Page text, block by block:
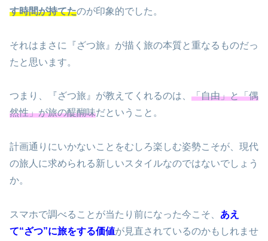
す時間が持てたのが印象的でした。
それはまさに『ざつ旅』が描く旅の本質と重なるものだっ
たと思います。
つまり、『ざつ旅』が教えてくれるのは、 「自由」と「偶
然性」が旅の醍醐味だということ。
計画通りにいかないことをむしろ楽しむ姿勢こそが、現代
の旅人に求められる新しいスタイルなのではないでしょう
か。
スマホで調べることが当たり前になった今こそ、 あえ
て“ざつ”に旅をする価値が見直されているのかもしれませ